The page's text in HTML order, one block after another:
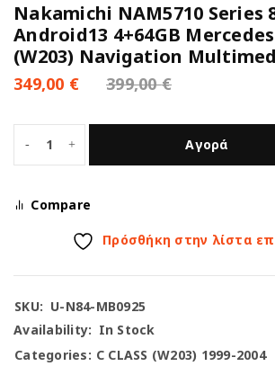
Nakamichi NAM5710 Series
Android13 4+64GB Mercedes
(W203) Navigation
399,00€
349,00 €
Αγορά
Compare
Πρόσθήκη στην λίστα
SKU: U-N84-MB0925
Availability: In Stock
Categories: C CLASS (W203) 1999-2004